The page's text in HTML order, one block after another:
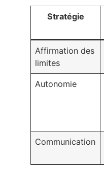
Stratégie
Affirmation des
limites
Autonomie
Communication